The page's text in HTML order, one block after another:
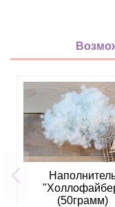
(50грамм)